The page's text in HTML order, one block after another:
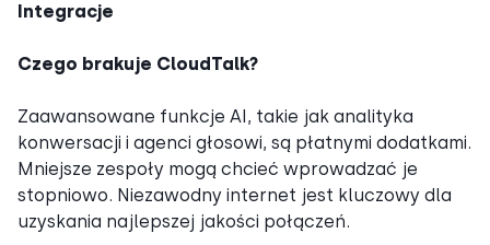
Integracje
Czego brakuje CloudTalk?
Zaawansowane funkcje AI, takie jak analityka
konwersacji i agenci głosowi, są płatnymi dodatkami.
Mniejsze zespoły mogą chcieć wprowadzać je
stopniowo. Niezawodny internet jest kluczowy dla
uzyskania najlepszej jakości połączeń.